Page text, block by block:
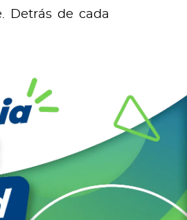
Detrás de cada